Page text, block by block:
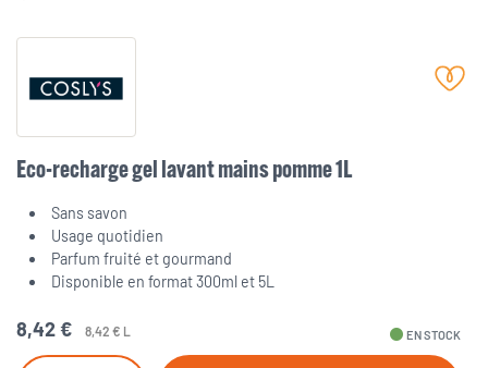
Eco-recharge gel lavant mains pomme 1L
Sans savon
Usage quotidien
Parfum fruité et gourmand
Disponible en format 300ml et 5L
8,42 € 8,42 € L fiber_manual_record EN STOCK